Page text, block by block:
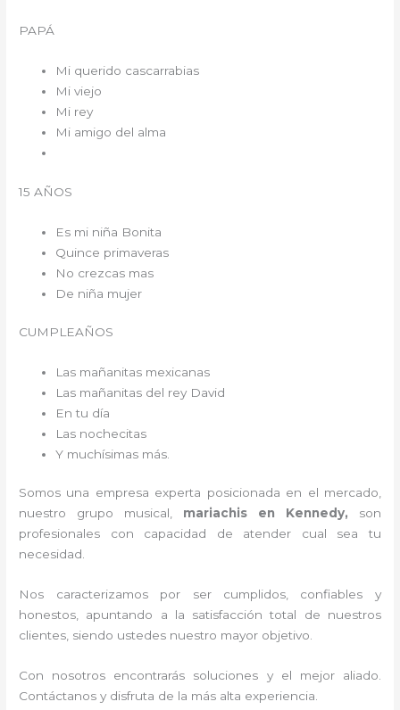
PAPÁ
Mi querido cascarrabias
Mi viejo
Mi rey
Mi amigo del alma
15 AÑOS
Es mi niña Bonita
Quince primaveras
No crezcas mas
De niña mujer
CUMPLEAÑOS
Las mañanitas mexicanas
Las mañanitas del rey David
En tu día
Las nochecitas
Y muchísimas más.
Somos una empresa experta posicionada en el mercado,
nuestro grupo musical, mariachis en Kennedy, son
profesionales con capacidad de atender cual sea tu
necesidad.
Nos caracterizamos por ser cumplidos, confiables y
honestos, apuntando a la satisfacción total de nuestros
clientes, siendo ustedes nuestro mayor objetivo.
Con nosotros encontrarás soluciones y el mejor aliado.
Contáctanos y disfruta de la más alta experiencia.